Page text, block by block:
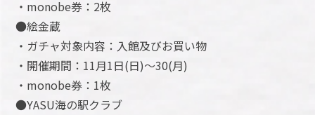
・monobe券：2枚
●絵金蔵
・ガチャ対象内容：入館及びお買い物
・開催期間：11月1日(日)～30(月)
・monobe券：1枚
●YASU海の駅クラブ